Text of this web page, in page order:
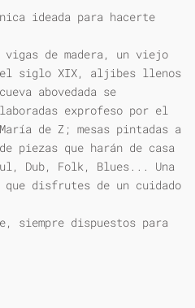
ideada para hacerte
vigas de madera, un viejo
siglo XIX, aljibes llenos
abovedada se
exprofeso por el
de Z; mesas pintadas a
piezas que harán de casa
Dub, Folk, Blues... Una
que disfrutes de un cuidado
siempre dispuestos para